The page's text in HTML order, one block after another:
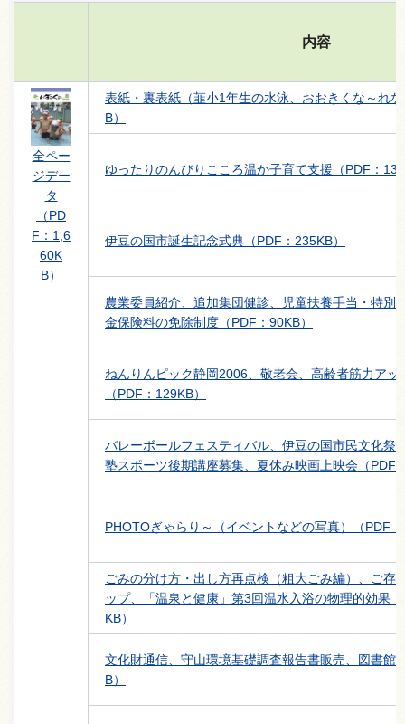
内容
全ペー
ジデー
タ
（PD
F：1,6
60K
B）
表紙・裏表紙（韮小1年生の水泳、おおきくな～れ
B）
ゆったりのんびりこころ温か子育て支援（PDF：
伊豆の国市誕生記念式典（PDF：235KB）
農業委員紹介、追加集団健診、児童扶養手当・特別
金保険料の免除制度（PDF：90KB）
ねんりんピック静岡2006、敬老会、高齢者筋力アッ
（PDF：129KB）
バレーボールフェスティバル、伊豆の国市民文化祭
塾スポーツ後期講座募集、夏休み映画上映会（PDF
PHOTOぎゃらり～（イベントなどの写真）（PDF
ごみの分け方・出し方再点検（粗大ごみ編）、ご存
ップ、「温泉と健康」第3回温水入浴の物理的効果
KB）
文化財通信、守山環境基礎調査報告書販売、図書館
B）